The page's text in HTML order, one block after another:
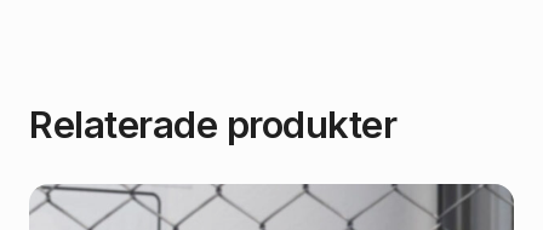
Relaterade produkter